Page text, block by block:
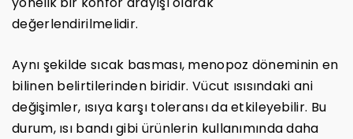
değerlendirilmelidir.
Aynı şekilde sıcak basması, menopoz döneminin en
bilinen belirtilerinden biridir. Vücut ısısındaki ani
değişimler, ısıya karşı toleransı da etkileyebilir. Bu
durum, ısı bandı gibi ürünlerin kullanımında daha